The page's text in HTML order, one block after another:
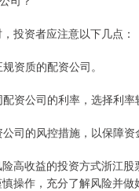
投资者应注意以下几点：
资质的配资公司。
资公司的利率，选择利率
司的风控措施，以保障资
高收益的投资方式浙江股
操作，充分了解风险并做